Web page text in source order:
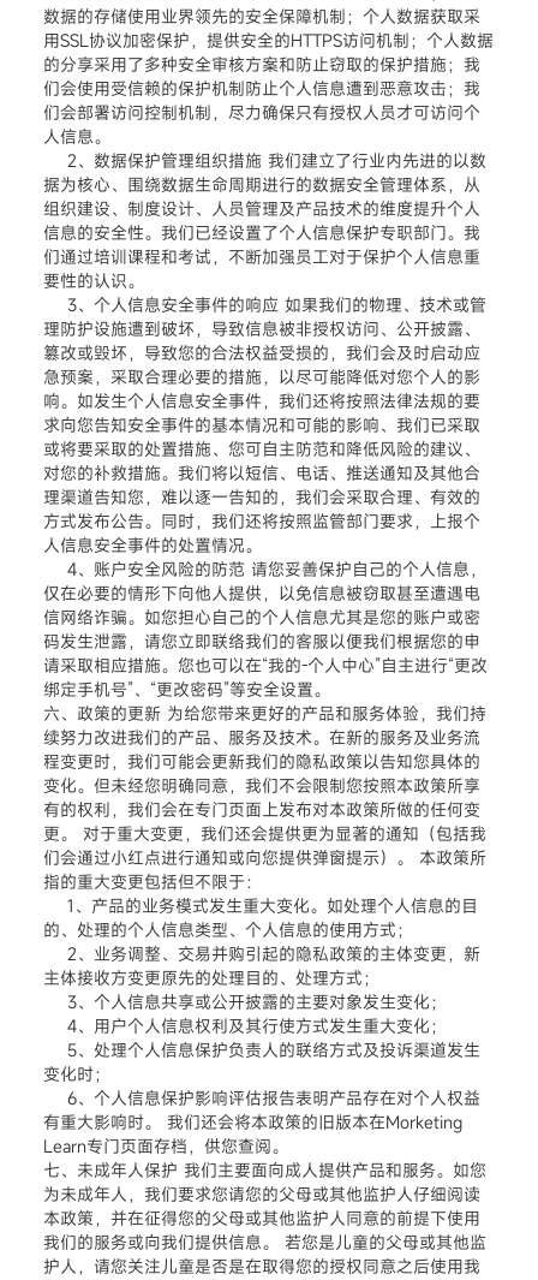
数据的存储使用业界领先的安全保障机制；个人数据获取采
用SSL协议加密保护，提供安全的HTTPS访问机制；个人数据
的分享采用了多种安全审核方案和防止窃取的保护措施；我
们会使用受信赖的保护机制防止个人信息遭到恶意攻击；我
们会部署访问控制机制，尽力确保只有授权人员才可访问个
人信息。
2、数据保护管理组织措施 我们建立了行业内先进的以数
据为核心、围绕数据生命周期进行的数据安全管理体系，从
组织建设、制度设计、人员管理及产品技术的维度提升个人
信息的安全性。我们已经设置了个人信息保护专职部门。我
们通过培训课程和考试，不断加强员工对于保护个人信息重
要性的认识。
3、个人信息安全事件的响应 如果我们的物理、技术或管
理防护设施遭到破坏，导致信息被非授权访问、公开披露、
篡改或毁坏，导致您的合法权益受损的，我们会及时启动应
急预案，采取合理必要的措施，以尽可能降低对您个人的影
响。如发生个人信息安全事件，我们还将按照法律法规的要
求向您告知安全事件的基本情况和可能的影响、我们已采取
或将要采取的处置措施、您可自主防范和降低风险的建议、
对您的补救措施。我们将以短信、电话、推送通知及其他合
理渠道告知您，难以逐一告知的，我们会采取合理、有效的
方式发布公告。同时，我们还将按照监管部门要求，上报个
人信息安全事件的处置情况。
4、账户安全风险的防范 请您妥善保护自己的个人信息，
仅在必要的情形下向他人提供，以免信息被窃取甚至遭遇电
信网络诈骗。如您担心自己的个人信息尤其是您的账户或密
码发生泄露，请您立即联络我们的客服以便我们根据您的申
请采取相应措施。您也可以在“我的-个人中心”自主进行“更改
绑定手机号”、“更改密码”等安全设置。
六、政策的更新 为给您带来更好的产品和服务体验，我们持
续努力改进我们的产品、服务及技术。在新的服务及业务流
程变更时，我们可能会更新我们的隐私政策以告知您具体的
变化。但未经您明确同意，我们不会限制您按照本政策所享
有的权利，我们会在专门页面上发布对本政策所做的任何变
更。 对于重大变更，我们还会提供更为显著的通知（包括我
们会通过小红点进行通知或向您提供弹窗提示）。 本政策所
指的重大变更包括但不限于：
1、产品的业务模式发生重大变化。如处理个人信息的目
的、处理的个人信息类型、个人信息的使用方式；
2、业务调整、交易并购引起的隐私政策的主体变更，新
主体接收方变更原先的处理目的、处理方式；
3、个人信息共享或公开披露的主要对象发生变化；
4、用户个人信息权利及其行使方式发生重大变化；
5、处理个人信息保护负责人的联络方式及投诉渠道发生
变化时；
6、个人信息保护影响评估报告表明产品存在对个人权益
有重大影响时。 我们还会将本政策的旧版本在Morketing
Learn专门页面存档，供您查阅。
七、未成年人保护 我们主要面向成人提供产品和服务。如您
为未成年人，我们要求您请您的父母或其他监护人仔细阅读
本政策，并在征得您的父母或其他监护人同意的前提下使用
我们的服务或向我们提供信息。 若您是儿童的父母或其他监
护人，请您关注儿童是否是在取得您的授权同意之后使用我